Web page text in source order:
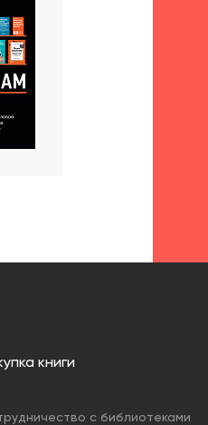
книги
с библиотеками